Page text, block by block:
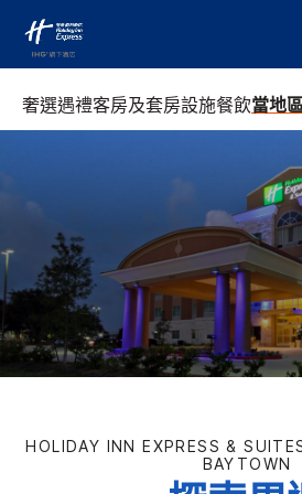
奢選遇禮客房及套房設施餐飲當地
HOLIDAY INN EXPRESS &
BAYTOWN